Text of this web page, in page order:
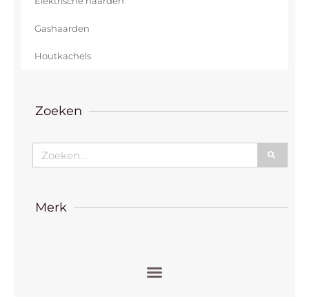
Gashaarden
Houtkachels
Zoeken
Zoeken
Merk